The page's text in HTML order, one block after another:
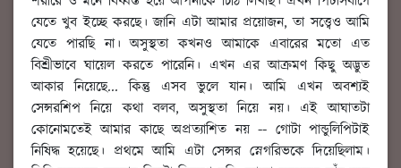
যেতে খুব ইচ্ছে করছে। জানি এটা আমার প্রয়োজন, তা সত্ত্বেও আমি
যেতে পারছি না। অসুস্থতা কখনও আমাকে এবারের মতো এত
বিশ্রীভাবে ঘায়েল করতে পারেনি। এখন এর আক্রমণ কিছু অদ্ভুত
আকার নিয়েছে... কিন্তু এসব ভুলে যান। আমি এখন অবশ্যই
সেন্সরশিপ নিয়ে কথা বলব, অসুস্থতা নিয়ে নয়। এই আঘাতটা
কোনোমতেই আমার কাছে অপ্রত্যাশিত নয় -- গোটা পান্ডুলিপিটাই
নিষিদ্ধ হয়েছে। প্রথমে আমি এটা সেন্সর স্নেগরিভকে দিয়েছিলাম।